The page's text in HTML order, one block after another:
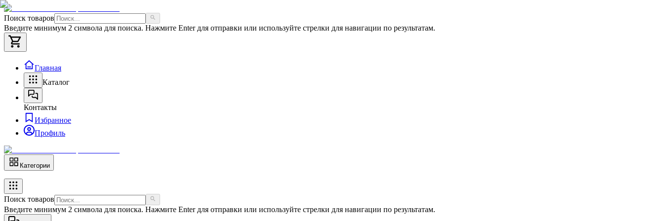
Поиск товаров
Введите минимум 2 символа для поиска. Нажмите Enter для отправки или используйте стрелки для навигации по результатам.
Главная
Каталог
Контакты
Избранное
Профиль
Категории
Поиск товаров
Введите минимум 2 символа для поиска. Нажмите Enter для отправки или используйте стрелки для навигации по результатам.